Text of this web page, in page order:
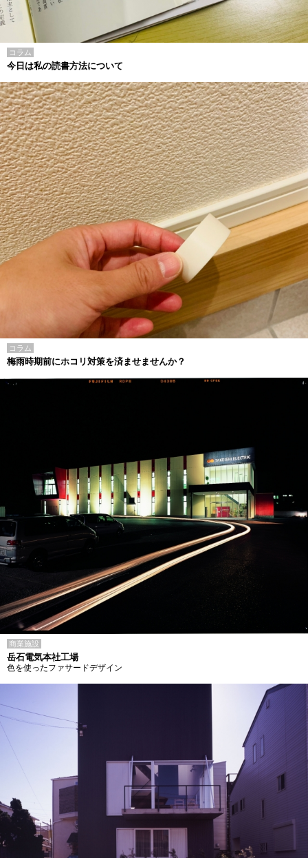
コラム
今日は私の読書方法について
コラム
梅雨時期前にホコリ対策を済ませませんか？
商業施設
岳石電気本社工場
色を使ったファサードデザイン